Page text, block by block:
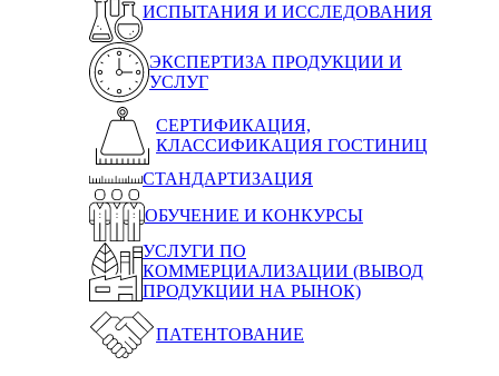
ИСПЫТАНИЯ И ИССЛЕДОВАНИЯ
ЭКСПЕРТИЗА ПРОДУКЦИИ И
УСЛУГ
СЕРТИФИКАЦИЯ,
КЛАССИФИКАЦИЯ ГОСТИНИЦ
СТАНДАРТИЗАЦИЯ
ОБУЧЕНИЕ И КОНКУРСЫ
УСЛУГИ ПО
КОММЕРЦИАЛИЗАЦИИ (ВЫВОД
ПРОДУКЦИИ НА РЫНОК)
ПАТЕНТОВАНИЕ